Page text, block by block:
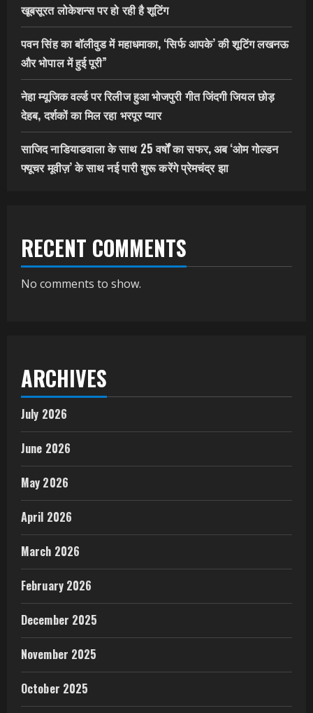
खूबसूरत लोकेशन्स पर हो रही है शूटिंग
पवन सिंह का बॉलीवुड में महाधमाका, ‘सिर्फ आपके’ की शूटिंग लखनऊ
और भोपाल में हुई पूरी”
नेहा म्यूजिक वर्ल्ड पर रिलीज हुआ भोजपुरी गीत जिंदगी जियल छोड़
देहब, दर्शकों का मिल रहा भरपूर प्यार
साजिद नाडियाडवाला के साथ 25 वर्षों का सफर, अब ‘ओम गोल्डन
फ्यूचर मूवीज़’ के साथ नई पारी शुरू करेंगे प्रेमचंद्र झा
RECENT COMMENTS
No comments to show.
ARCHIVES
July 2026
June 2026
May 2026
April 2026
March 2026
February 2026
December 2025
November 2025
October 2025